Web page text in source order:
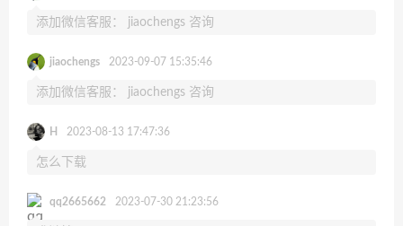
添加微信客服： jiaochengs 咨询
jiaochengs 2023-09-07 15:35:46
添加微信客服： jiaochengs 咨询
H 2023-08-13 17:47:36
怎么下载
qq2665662 2023-07-30 21:23:56